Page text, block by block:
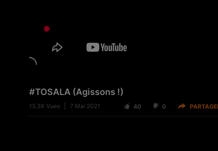
#TOSALA​ (Agissons !)
15.3K Vues 7 Mai 2021 40 0